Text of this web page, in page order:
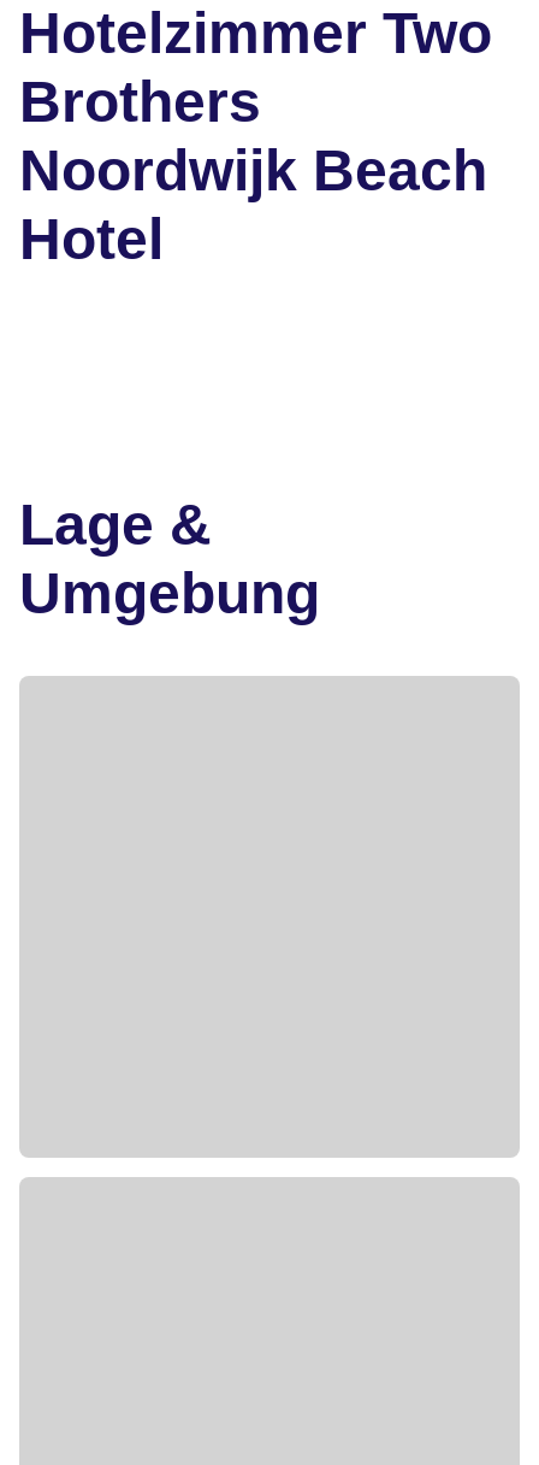
Hotelzimmer Two
Brothers
Noordwijk Beach
Hotel
Lage &
Umgebung